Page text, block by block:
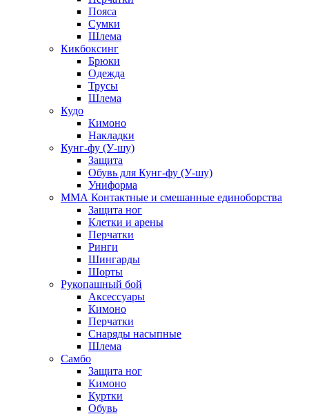
Пояса
Сумки
Шлема
Кикбоксинг
Брюки
Одежда
Трусы
Шлема
Кудо
Кимоно
Накладки
Кунг-фу (У-шу)
Защита
Обувь для Кунг-фу (У-шу)
Униформа
ММА Контактные и смешанные единоборства
Защита ног
Клетки и арены
Перчатки
Ринги
Шингарды
Шорты
Рукопашный бой
Аксессуары
Кимоно
Перчатки
Снаряды насыпные
Шлема
Самбо
Защита ног
Кимоно
Куртки
Обувь